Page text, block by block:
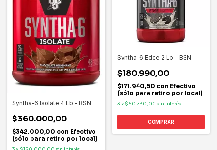
Syntha-6 Isolate 4 Lb - BSN
$360.000,00
$342.000,00 con Efectivo
(sólo para retiro por local)
Syntha-6 Edge 2 Lb - BSN
$180.990,00
$171.940,50 con Efectivo
(sólo para retiro por local)
3 x $60.330,00 sin interés
COMPRAR